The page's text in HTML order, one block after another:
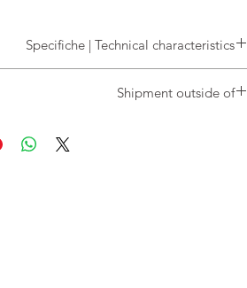
Specifiche | Technical characteristics
cerniera richiudibile e valvola di degasazione
caratteristiche organolettiche del prodotto
is packaged in modern packaging with a
Shipment outside of
Finland, France (not Corsica), Germany,